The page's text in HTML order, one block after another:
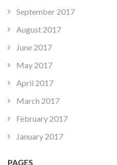
September 2017
August 2017
June 2017
May 2017
April 2017
March 2017
February 2017
January 2017
PAGES